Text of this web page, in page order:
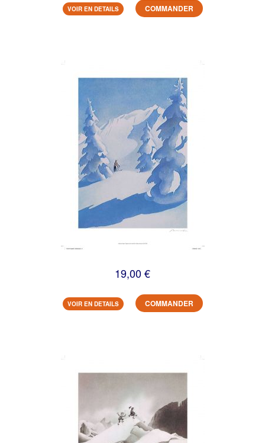
VOIR EN DETAILS COMMANDER
19,00 €
VOIR EN DETAILS COMMANDER